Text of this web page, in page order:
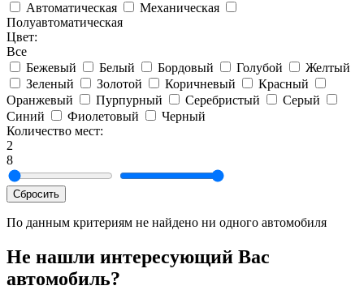
Автоматическая
Механическая
Полуавтоматическая
Цвет:
Все
Бежевый
Белый Бордовый Голубой
Желтый
Зеленый
Золотой Коричневый
Красный
Оранжевый
Пурпурный Серебристый
Серый
Синий
Фиолетовый
Черный
Количество мест:
2
8
Сбросить
По данным критериям не найдено ни одного автомобиля
Не нашли интересующий Вас
автомобиль?